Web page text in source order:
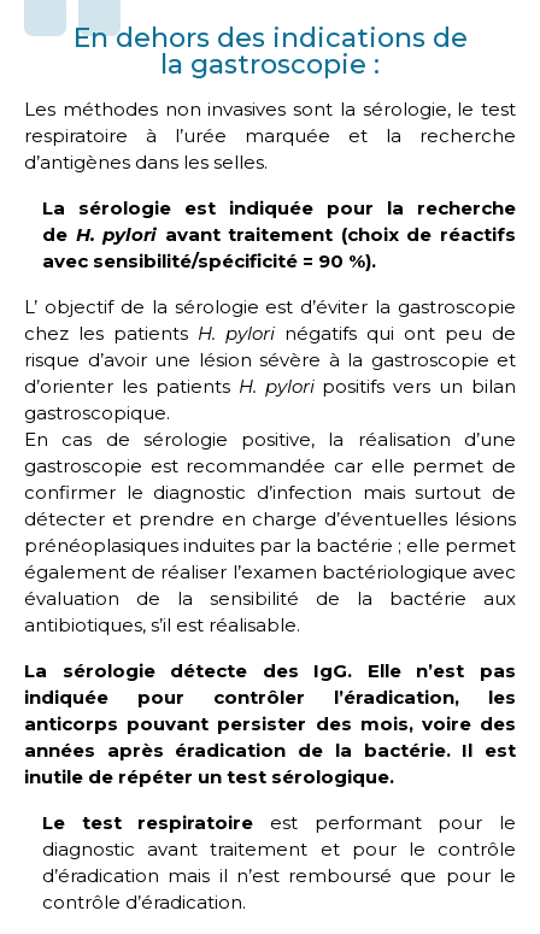
En dehors des indications de
la gastroscopie :
Les méthodes non invasives sont la sérologie, le test
respiratoire à l’urée marquée et la recherche
d’antigènes dans les selles.
La sérologie est indiquée pour la recherche
de H. pylori avant traitement (choix de réactifs
avec sensibilité/spécificité = 90 %).
L’ objectif de la sérologie est d’éviter la gastroscopie
chez les patients H. pylori négatifs qui ont peu de
risque d’avoir une lésion sévère à la gastroscopie et
d’orienter les patients H. pyloripositifs vers un bilan
gastroscopique.
En cas de sérologie positive, la réalisation d’une
gastroscopie est recommandée car elle permet de
confirmer le diagnostic d’infection mais surtout de
détecter et prendre en charge d’éventuelles lésions
prénéoplasiques induites par la bactérie ; elle permet
également de réaliser l’examen bactériologique avec
évaluation de la sensibilité de la bactérie aux
antibiotiques, s’il est réalisable.
La sérologie détecte des IgG. Elle n’est pas
indiquée pour contrôler l’éradication, les
anticorps pouvant persister des mois, voire des
années après éradication de la bactérie. Il est
inutile de répéter un test sérologique.
Le test respiratoire est performant pour le
diagnostic avant traitement et pour le contrôle
d’éradication mais il n’est remboursé que pour le
contrôle d’éradication.